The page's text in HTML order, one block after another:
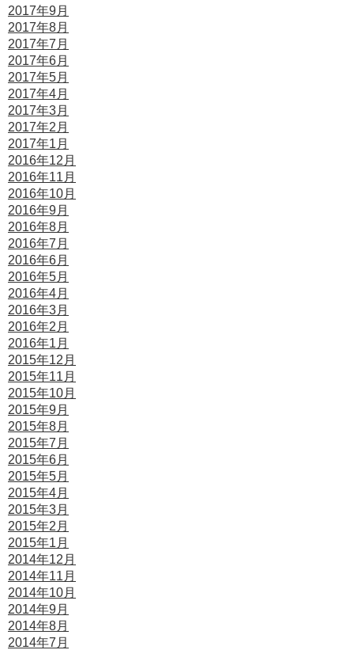
2017年9月
2017年8月
2017年7月
2017年6月
2017年5月
2017年4月
2017年3月
2017年2月
2017年1月
2016年12月
2016年11月
2016年10月
2016年9月
2016年8月
2016年7月
2016年6月
2016年5月
2016年4月
2016年3月
2016年2月
2016年1月
2015年12月
2015年11月
2015年10月
2015年9月
2015年8月
2015年7月
2015年6月
2015年5月
2015年4月
2015年3月
2015年2月
2015年1月
2014年12月
2014年11月
2014年10月
2014年9月
2014年8月
2014年7月